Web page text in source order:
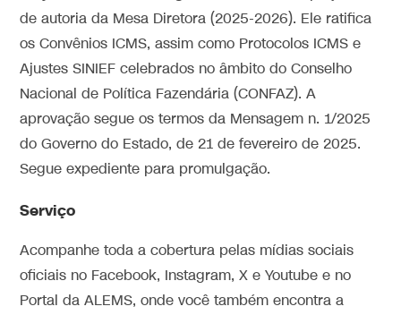
de autoria da Mesa Diretora (2025-2026). Ele ratifica
os Convênios ICMS, assim como Protocolos ICMS e
Ajustes SINIEF celebrados no âmbito do Conselho
Nacional de Política Fazendária (CONFAZ). A
aprovação segue os termos da Mensagem n. 1/2025
do Governo do Estado, de 21 de fevereiro de 2025.
Segue expediente para promulgação.
Serviço
Acompanhe toda a cobertura pelas mídias sociais
oficiais no Facebook, Instagram,X eYoutube e no
Portal da ALEMS, onde você também encontra a